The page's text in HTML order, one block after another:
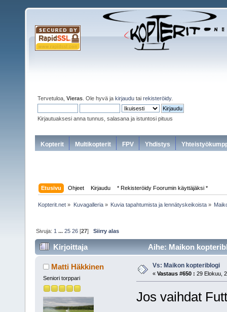
Tervetuloa, Vieras . Ole hyvä ja kirjaudu tai rekisteröidy.
Kirjautuaksesi anna tunnus, salasana ja istuntosi pituus
Kopterit Multikopterit FPV Yhdistys
Etusivu Ohjeet Kirjaudu * Rekisteröidy Foorumin käyttäjäksi *
Kopterit.net » Kuvagalleria» Kuvia tapahtumista ja lennätyskeikoista»
Sivuja: 1 ...25 26 [27]Siirry alas
Kirjoittaja Aihe: Maikon
Matti Häkkinen
Seniori torppari
Vs: Maikon kopteriblogi
« Vastaus #650 : 29 Elokuu,
Jos vaihdat